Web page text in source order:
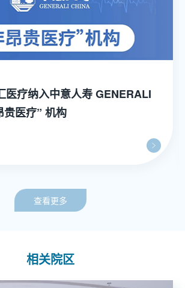
医疗纳入中意人寿 GENERALI
医疗” 机构
查看更多
相关院区